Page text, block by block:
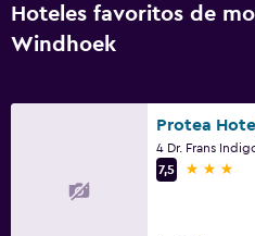
Hoteles favoritos de
Windhoek
7,5
3 estrellas